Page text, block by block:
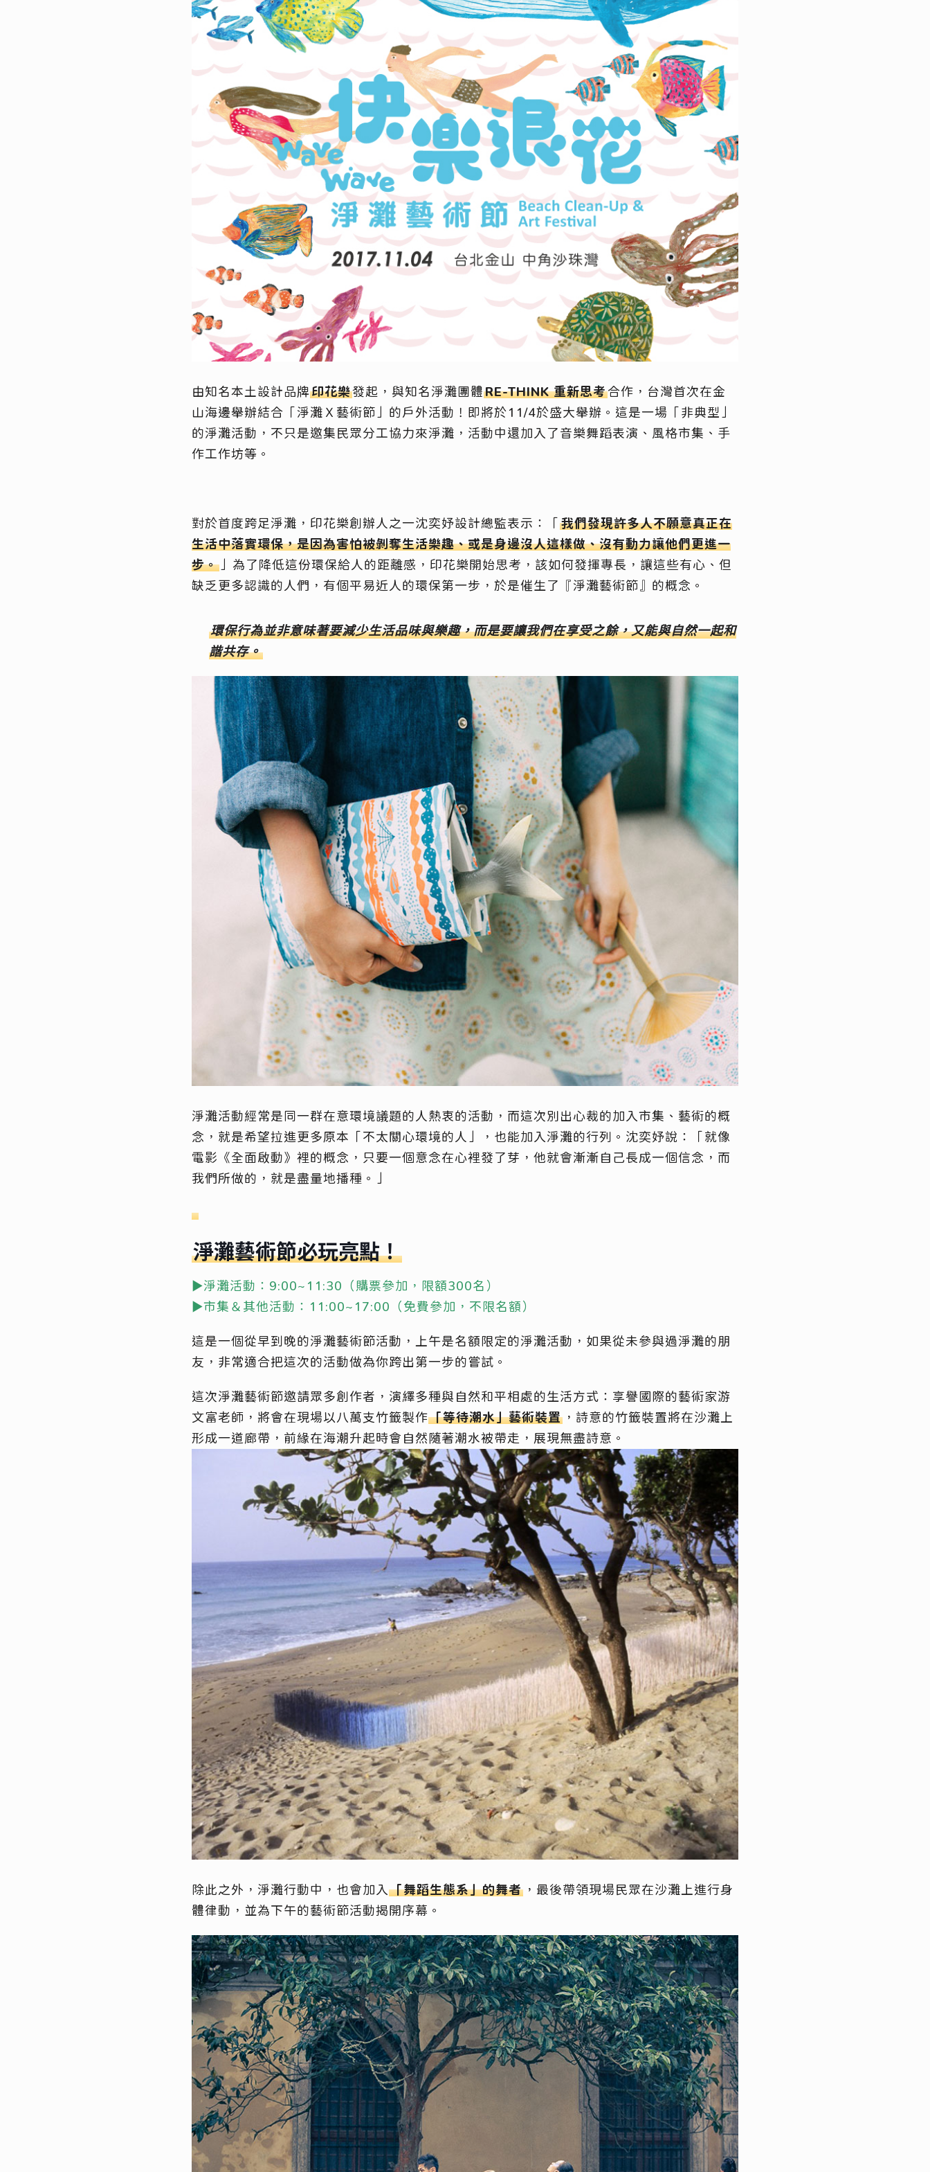
由知名本土設計品牌印花樂發起，與知名淨灘團體RE-THINK 重新思考合作，台灣首次在金
山海邊舉辦結合「淨灘Ｘ藝術節」的戶外活動！即將於11/4於盛大舉辦。這是一場「非典型」
的淨灘活動，不只是邀集民眾分工協力來淨灘，活動中還加入了音樂舞蹈表演、風格市集、手
作工作坊等。
對於首度跨足淨灘，印花樂創辦人之一沈奕妤設計總監表示：「 我們發現許多人不願意真正在
生活中落實環保，是因為害怕被剝奪生活樂趣、或是身邊沒人這樣做、沒有動力讓他們更進一
步。」為了降低這份環保給人的距離感，印花樂開始思考，該如何發揮專長，讓這些有心、但
缺乏更多認識的人們，有個平易近人的環保第一步，於是催生了『淨灘藝術節』的概念。
環保行為並非意味著要減少生活品味與樂趣，而是要讓我們在享受之餘，又能與自然一起和
諧共存。
淨灘活動經常是同一群在意環境議題的人熱衷的活動，而這次別出心裁的加入市集、藝術的概
念，就是希望拉進更多原本「不太關心環境的人」，也能加入淨灘的行列。沈奕妤說：「就像
電影《全面啟動》裡的概念，只要一個意念在心裡發了芽，他就會漸漸自己長成一個信念，而
我們所做的，就是盡量地播種。」
淨灘藝術節必玩亮點！
►淨灘活動：9:00~11:30（購票參加，限額300名）
►市集＆其他活動：11:00~17:00（免費參加，不限名額）
這是一個從早到晚的淨灘藝術節活動，上午是名額限定的淨灘活動，如果從未參與過淨灘的朋
友，非常適合把這次的活動做為你跨出第一步的嘗試。
這次淨灘藝術節邀請眾多創作者，演繹多種與自然和平相處的生活方式：享譽國際的藝術家游
文富老師，將會在現場以八萬支竹籤製作「等待潮水」藝術裝置，詩意的竹籤裝置將在沙灘上
形成一道廊帶，前緣在海潮升起時會自然隨著潮水被帶走，展現無盡詩意。
除此之外，淨灘行動中，也會加入 「舞蹈生態系」的舞者，最後帶領現場民眾在沙灘上進行身
體律動，並為下午的藝術節活動揭開序幕。